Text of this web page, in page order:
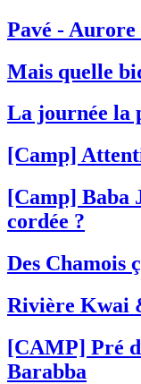
Pavé - Aurore
Mais quelle
La journée la
[Camp]
[Camp] Baba
cordée ?
Des Chamois
Rivière Kwai
[CAMP] Pré
Barabba